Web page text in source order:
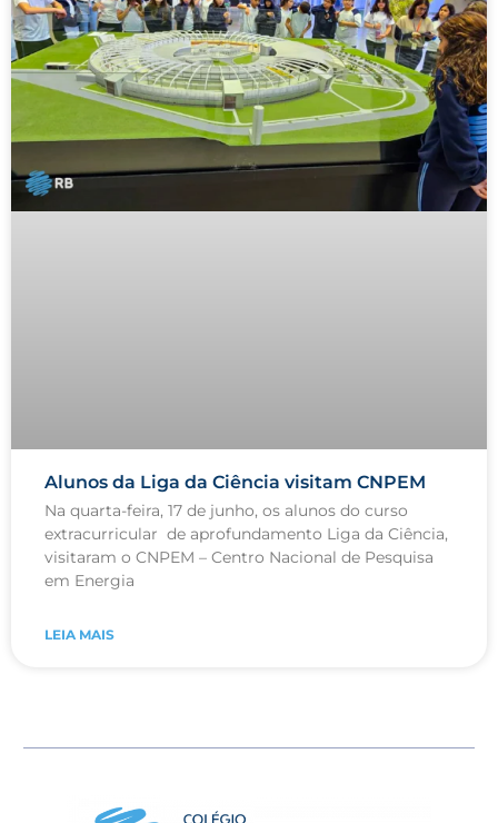
Alunos da Liga da Ciência visitam CNPEM
Na quarta-feira, 17 de junho, os alunos do curso
extracurricular de aprofundamento Liga da Ciência,
visitaram o CNPEM – Centro Nacional de Pesquisa
em Energia
LEIA MAIS